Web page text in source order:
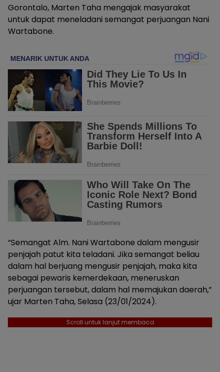
Gorontalo, Marten Taha mengajak masyarakat
untuk dapat meneladani semangat perjuangan Nani
Wartabone.
“Semangat Alm. Nani Wartabone dalam mengusir
penjajah patut kita teladani. Jika semangat beliau
dalam hal berjuang mengusir penjajah, maka kita
sebagai pewaris kemerdekaan, meneruskan
perjuangan tersebut, dalam hal memajukan daerah,”
ujar Marten Taha, Selasa (23/01/2024).
Scroll untuk lanjut membaca